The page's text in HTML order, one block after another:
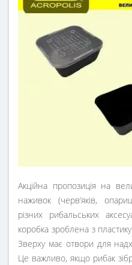
Акційна пропозиція на
наживок (черв’яків,
різних рибальських
коробка зроблена з
Зверху має отвори для
Це важливо, якщо рибак